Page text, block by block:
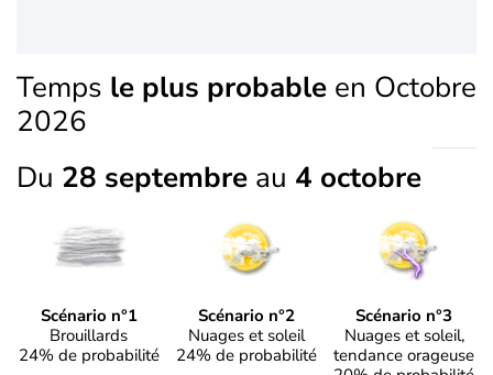
Temps le plus probable en Octobre
2026
Du 28 septembre au 4 octobre
Scénario n°1
Brouillards
24% de probabilité
Scénario n°2
Nuages et soleil
24% de probabilité
Scénario n°3
Nuages et soleil,
tendance orageuse